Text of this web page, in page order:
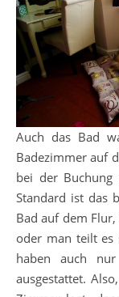
Auch das Bad
Badezimmer auf
bei der
Standard ist das
Bad auf dem
oder man teilt es
haben auch
ausgestattet.